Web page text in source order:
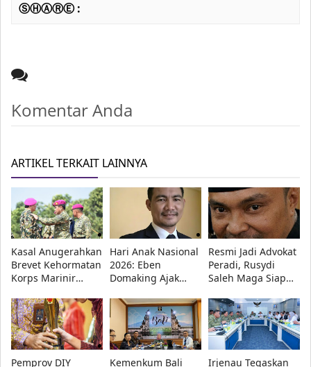
ⓈⒽⒶⓇⒺ :
Komentar Anda
ARTIKEL TERKAIT LAINNYA
Kasal Anugerahkan
Brevet Kehormatan
Korps Marinir
Sjafrie, Kasad,
Kasau, dan
Wapang TNI
Hari Anak Nasional
2026: Eben
Domaking Ajak
Wujudkan Anak
Hebat, Indonesia
Kuat
Resmi Jadi Advokat
Peradi, Rusydi
Saleh Maga Siap
dan Lindungi
Kebebasan Pers
Pemprov DIY
Kemenkum Bali
Irjenau Tegaskan